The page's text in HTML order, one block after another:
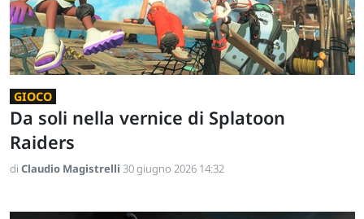
GIOCO
Da soli nella vernice di Splatoon
Raiders
di Claudio Magistrelli 30 giugno 2026 14:32